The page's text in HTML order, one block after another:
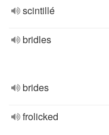
scintillé
bridles
brides
frolicked